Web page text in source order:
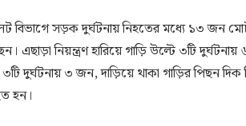
বিভাগে সড়ক দুর্ঘটনায় নিহতের মধ্যে ১৩ জন
নিয়ন্ত্রণ হারিয়ে গাড়ি উল্টে ৩টি
দুর্ঘটনায় ৩ জন, দাড়িয়ে থাকা গাড়ির পিছন দিক
হন।